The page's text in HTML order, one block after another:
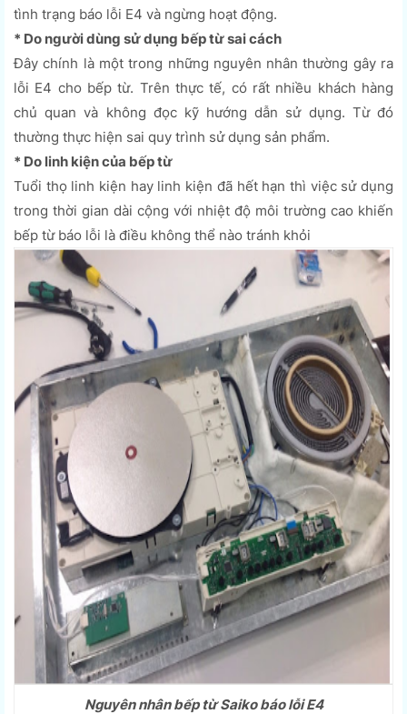
tình trạng báo lỗi E4 và ngừng hoạt động.
* Do người dùng sử dụng bếp từ sai cách
Đây chính là một trong những nguyên nhân thường gây ra
lỗi E4 cho bếp từ. Trên thực tế, có rất nhiều khách hàng
chủ quan và không đọc kỹ hướng dẫn sử dụng. Từ đó
thường thực hiện sai quy trình sử dụng sản phẩm.
* Do linh kiện của bếp từ
Tuổi thọ linh kiện hay linh kiện đã hết hạn thì việc sử dụng
trong thời gian dài cộng với nhiệt độ môi trường cao khiến
bếp từ báo lỗi là điều không thể nào tránh khỏi
Nguyên nhân bếp từ Saiko báo lỗi E4